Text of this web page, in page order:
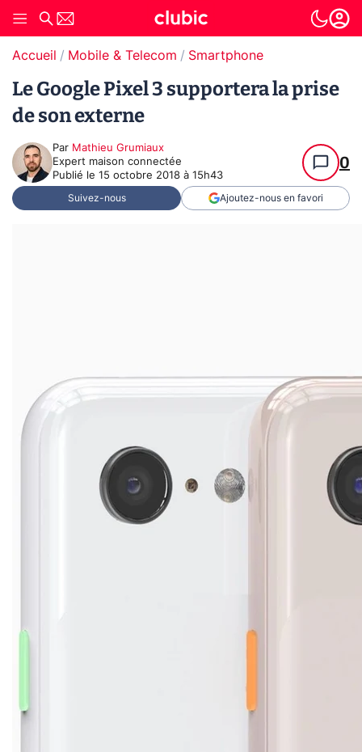
Accueil Mobile & Telecom Smartphone
Le Google Pixel 3 supportera la prise
de son externe
Par Mathieu Grumiaux
Expert maison connectée
Publié le 15 octobre 2018 à 15h43
0
Suivez-nous Ajoutez-nous en favori